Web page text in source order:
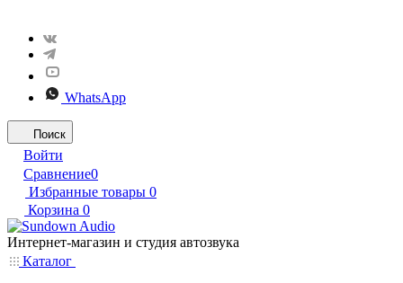
WhatsApp
Поиск
Войти
Сравнение0
Избранные товары 0
Корзина 0
Интернет-магазин и студия автозвука
Каталог